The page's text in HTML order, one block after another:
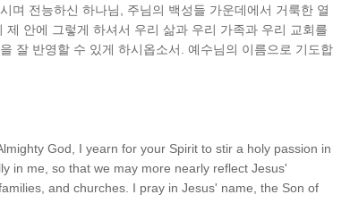
며 전능하신 하나님, 주님의 백성들 가운데에서 거룩한 열
제 안에 그렇게 하셔서 우리 삶과 우리 가족과 우리 교회를
잘 반영할 수 있게 하시옵소서. 예수님의 이름으로 기도합
God, I yearn for your Spirit to stir a holy passion in
in me, so that we may more nearly reflect Jesus'
and churches. I pray in Jesus' name, the Son of